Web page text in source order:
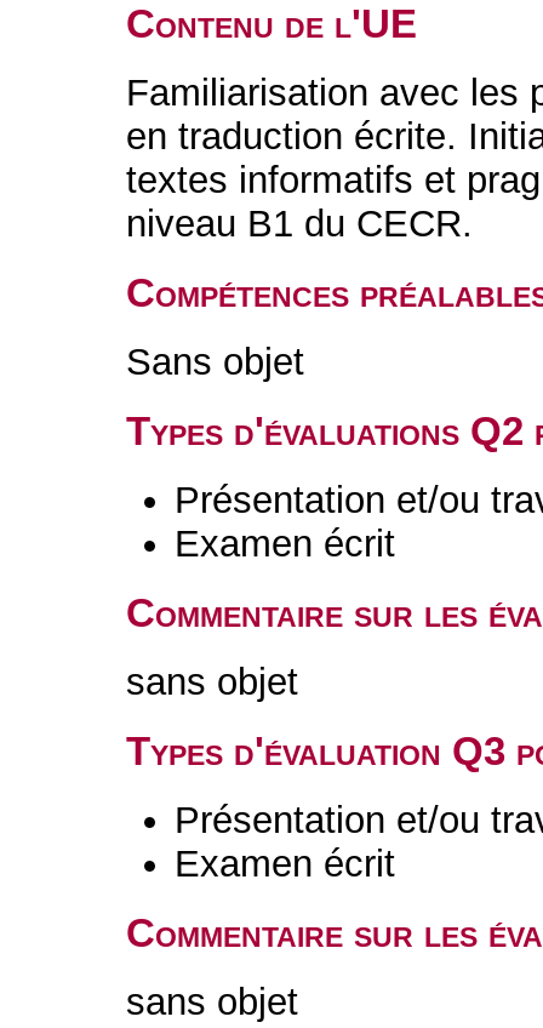
Contenu de l'UE
Familiarisation avec les
en traduction écrite.
textes informatifs et
niveau B1 du CECR.
Compétences
Sans objet
Types d'évaluations
Présentation et/ou
Examen écrit
Commentaire sur les
sans objet
Types d'évaluation Q3
Présentation et/ou
Examen écrit
Commentaire sur les
sans objet